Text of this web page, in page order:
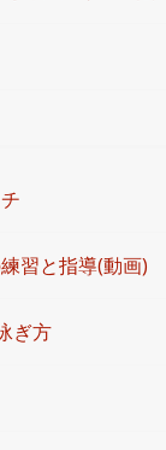
習と指導(動画)
ぎ方